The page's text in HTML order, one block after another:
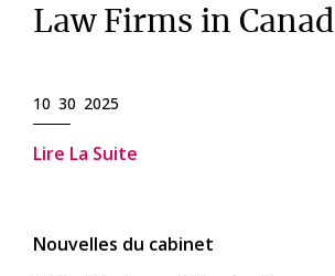
Law Firms in
10 30 2025
Lire La Suite
Nouvelles du cabinet